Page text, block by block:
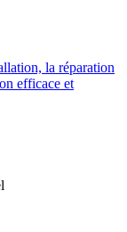
la réparation
efficace et